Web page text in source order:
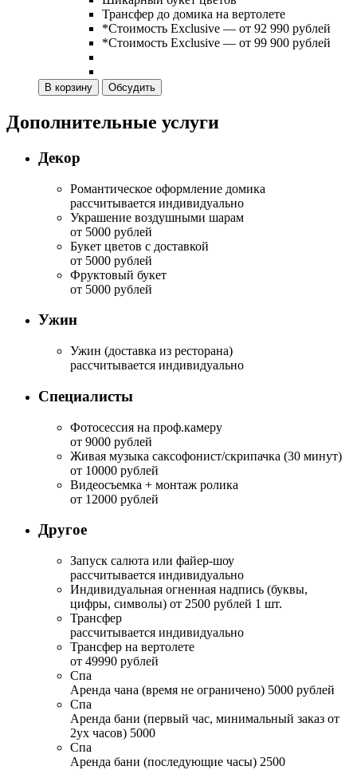
Трансфер до домика на вертолете
*Стоимость Exclusive — от 92 990 рублей
*Стоимость Exclusive — от 99 900 рублей
В корзину Обсудить
Дополнительные услуги
Декор
Романтическое оформление домика
рассчитывается индивидуально
Украшение воздушными шарам
от 5000 рублей
Букет цветов с доставкой
от 5000 рублей
Фруктовый букет
от 5000 рублей
Ужин
Ужин (доставка из ресторана)
рассчитывается индивидуально
Специалисты
Фотосессия на проф.камеру
от 9000 рублей
Живая музыка саксофонист/скрипачка (30 минут)
от 10000 рублей
Видеосъемка + монтаж ролика
от 12000 рублей
Другое
Запуск салюта или файер-шоу
рассчитывается индивидуально
Индивидуальная огненная надпись (буквы,
цифры, символы) от 2500 рублей 1 шт.
Трансфер
рассчитывается индивидуально
Трансфер на вертолете
от 49990 рублей
Спа
Аренда чана (время не ограничено) 5000 рублей
Спа
Аренда бани (первый час, минимальный заказ от
2ух часов) 5000
Спа
Аренда бани (последующие часы) 2500